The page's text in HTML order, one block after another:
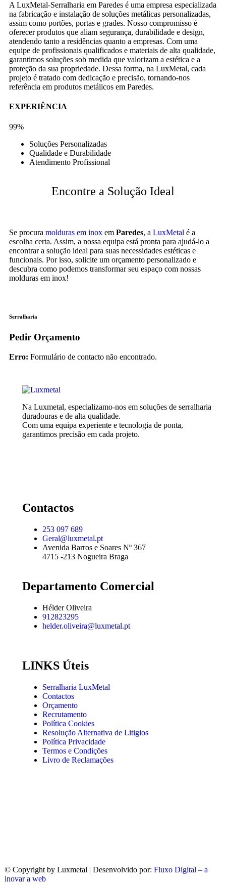
A LuxMetal-Serralharia em Paredes é uma empresa especializada
na fabricação e instalação de soluções metálicas personalizadas,
assim como portões, portas e grades. Nosso compromisso é
oferecer produtos que aliam segurança, durabilidade e design,
atendendo tanto a residências quanto a empresas. Com uma
equipe de profissionais qualificados e materiais de alta qualidade,
garantimos soluções sob medida que valorizam a estética e a
proteção da sua propriedade. Dessa forma, na LuxMetal, cada
projeto é tratado com dedicação e precisão, tornando-nos
referência em produtos metálicos em Paredes.
EXPERIÊNCIA
99%
Soluções Personalizadas
Qualidade e Durabilidade
Atendimento Profissional
Encontre a Solução Ideal
Se procura molduras em inox em Paredes, a LuxMetal é a
escolha certa. Assim, a nossa equipa está pronta para ajudá-lo a
encontrar a solução ideal para suas necessidades estéticas e
funcionais. Por isso, solicite um orçamento personalizado e
descubra como podemos transformar seu espaço com nossas
molduras em inox!
Serralharia
Pedir Orçamento
Erro: Formulário de contacto não encontrado.
Na Luxmetal, especializamo-nos em soluções de serralharia
duradouras e de alta qualidade.
Com uma equipa experiente e tecnologia de ponta,
garantimos precisão em cada projeto.
Contactos
253 097 689
Geral@luxmetal.pt
Avenida Barros e Soares Nº 367
4715 -213 Nogueira Braga
Departamento Comercial
Hélder Oliveira
912823295
helder.oliveira@luxmetal.pt
LINKS Úteis
Serralharia LuxMetal
Contactos
Orçamento
Recrutamento
Política Cookies
Resolução Alternativa de Litigios
Política Privacidade
Termos e Condições
Livro de Reclamações
© Copyright by Luxmetal | Desenvolvido por: Fluxo Digital – a
inovar a web